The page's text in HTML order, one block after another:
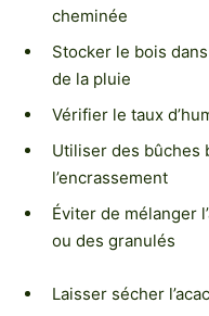
cheminée
Stocker le bois
de la pluie
Vérifier le taux
Utiliser des bûches
l’encrassement
Éviter de mélanger
ou des granulés
Laisser sécher